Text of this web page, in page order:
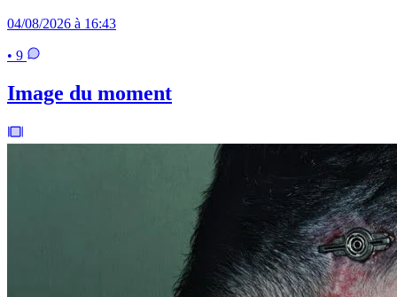
04/08/2026 à 16:43
• 9
Image du moment